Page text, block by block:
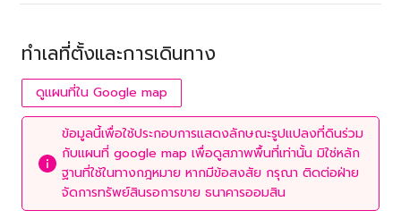
ทำเลที่ตั้งและการเดินทาง
ดูแผนที่ใน Google map
ข้อมูลนี้เพื่อใช้ประกอบการแสดงลักษณะรูปแปลงที่ดินร่วม
กับแผนที่ google map เพื่อดูสภาพพื้นที่เท่านั้น มิใช่หลัก
ฐานที่ใช้ในทางกฎหมาย หากมีข้อสงสัย กรุณา ติดต่อฝ่าย
จัดการทรัพย์สินรอการขาย ธนาคารออมสิน